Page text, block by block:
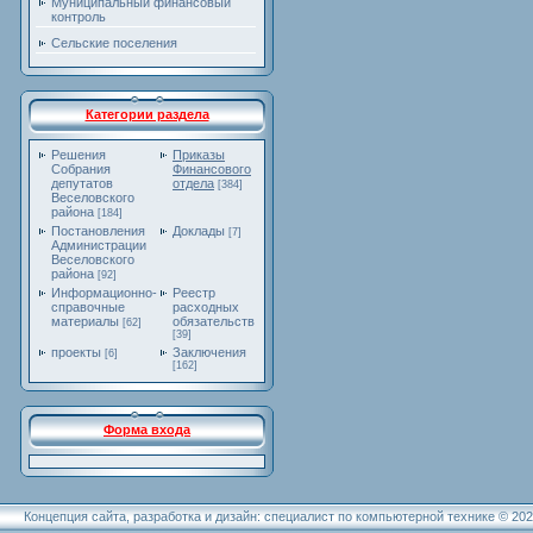
контроль
Сельские поселения
Категории раздела
Решения
Собрания
депутатов
Веселовского
района [184]
Приказы
Финансового
отдела [384]
Постановления
Администрации
Веселовского
района [92]
Доклады [7]
Информационно-
справочные
материалы [62]
Реестр
расходных
обязательств
[39]
проекты [6] Заключения
[162]
Форма входа
Концепция сайта, разработка и дизайн: специалист по компьютерной технике ©